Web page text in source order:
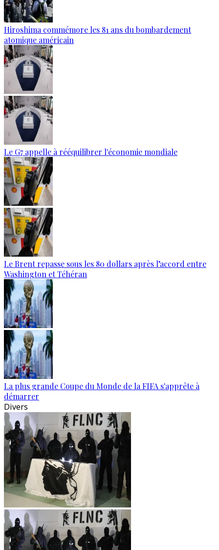
Hiroshima commémore les 81 ans du bombardement
atomique américain
Le G7 appelle à rééquilibrer l'économie mondiale
Le Brent repasse sous les 80 dollars après l’accord entre
Washington et Téhéran
La plus grande Coupe du Monde de la FIFA s'apprête à
démarrer
Divers